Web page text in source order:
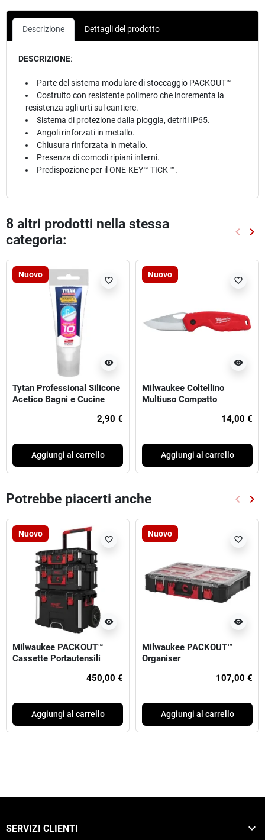
Descrizione Dettagli del prodotto
DESCRIZIONE:
Parte del sistema modulare di stoccaggio PACKOUT™
Costruito con resistente polimero che incrementa la
resistenza agli urti sul cantiere.
Sistema di protezione dalla pioggia, detriti IP65.
Angoli rinforzati in metallo.
Chiusura rinforzata in metallo.
Presenza di comodi ripiani interni.
Predispozione per il ONE-KEY™ TICK ™.
8 altri prodotti nella stessa
categoria:
keyboard_arrow_left keyboard_arrow_right
Nuovo
visibility
favorite_border
Tytan Professional Silicone
Acetico Bagni e Cucine
2,90 €
Aggiungi al carrello
Nuovo
visibility
favorite_border
Milwaukee Coltellino
Multiuso Compatto
14,00 €
Aggiungi al carrello
Potrebbe piacerti anche keyboard_arrow_left keyboard_arrow_right
Nuovo
visibility
favorite_border
Milwaukee PACKOUT™
Cassette Portautensili
450,00 €
Aggiungi al carrello
Nuovo
visibility
favorite_border
Milwaukee PACKOUT™
Organiser
107,00 €
Aggiungi al carrello
SERVIZI CLIENTI 